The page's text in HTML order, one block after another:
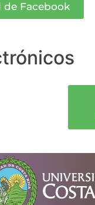
de Facebook